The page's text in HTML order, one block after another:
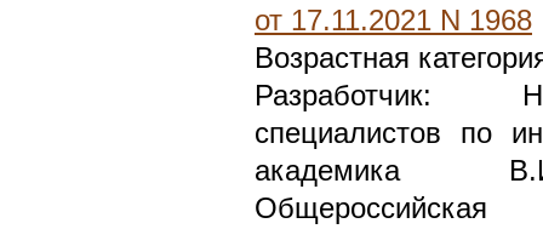
от 17.11.2021 N 1968
Возрастная
Разработчик:
специалистов по
академика
Общероссийская